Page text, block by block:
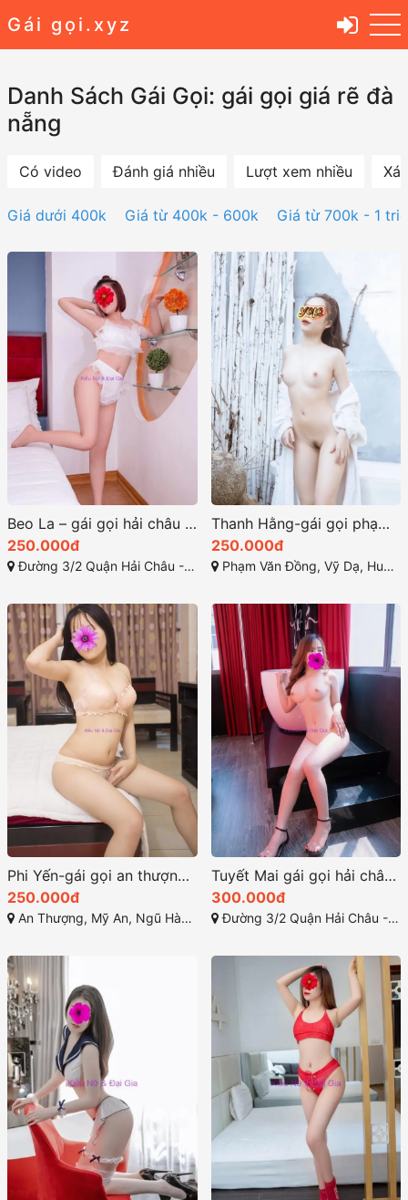
Gái gọi.xyz
Danh Sách Gái Gọi: gái gọi giá rẽ đà
nẵng
Có video Đánh giá nhiều Lượt xem nhiều
Giá dưới 400k Giá từ 400k - 600k Giá từ 700k - 1
Beo La – gái gọi hải châu giá rẽ nhưng rất mượt
250.000đ
Đường 3/2 Quận Hải Châu - Đà Nẵng
Thanh Hằng-gái gọi phạm văn đồng huế nước nôi đầm đìa
250.000đ
Phạm Văn Đồng, Vỹ Dạ, Huế, Thừa Thiên Huế
Phi Yến-gái gọi an thượng ngọt ngào tình cảm
250.000đ
An Thượng, Mỹ An, Ngũ Hành Sơn, Đà Nẵng
Tuyết Mai gái gọi hải châu thân hình đẹp nõn
300.000đ
Đường 3/2 Quận Hải Châu - Đà Nẵng